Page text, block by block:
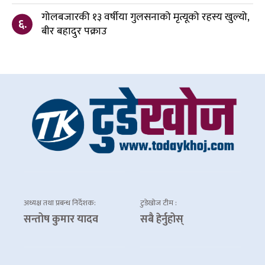
६.
गोलबजारकी १३ वर्षीया गुलसनाको मृत्यूको रहस्य खुल्यो,
बीर बहादुर पक्राउ
अध्यक्ष तथा प्रबन्ध निर्देशक:
सन्तोष कुमार यादव
टुडेखोज टीम :
सबै हेर्नुहोस्